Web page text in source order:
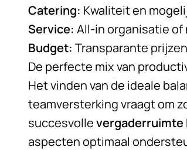
Catering: Kwaliteit en
Service: All-in organisatie of
Budget: Transparante
De perfecte mix van
Het vinden van de ideale
teamversterking vraagt om
succesvollevergaderruimte
aspecten optimaal